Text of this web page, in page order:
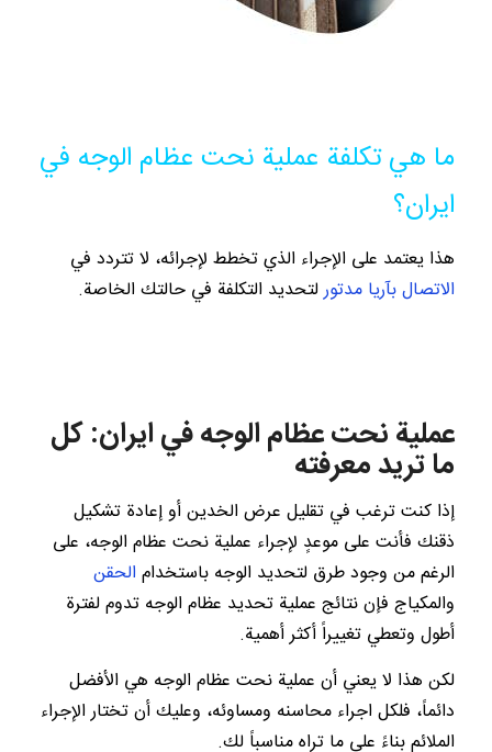
ما هي تكلفة عملية نحت عظام الوجه في
ايران؟
هذا يعتمد على الإجراء الذي تخطط لإجرائه، لا تتردد في
الاتصال بآريا مدتورلتحديد التكلفة في حالتك الخاصة.
عملية نحت عظام الوجه في ايران: كل
ما تريد معرفته
إذا كنت ترغب في تقليل عرض الخدين أو إعادة تشكيل
ذقنك فأنت على موعدٍ لإجراء عملية نحت عظام الوجه، على
الرغم من وجود طرق لتحديد الوجه باستخدام الحقن
والمكياج فإن نتائج عملية تحديد عظام الوجه تدوم لفترة
أطول وتعطي تغييراً أكثر أهمية.
لكن هذا لا يعني أن عملية نحت عظام الوجه هي الأفضل
دائماً، فلكل اجراء محاسنه ومساوئه، وعليك أن تختار الإجراء
الملائم بناءً على ما تراه مناسباً لك.